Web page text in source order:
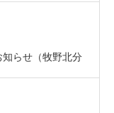
らせ（牧野北分